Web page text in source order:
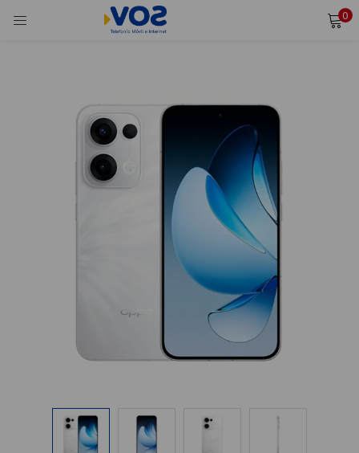
0
INICIAR SESIÓN
Recordarme
Iniciar Sesión
¿Olvidaste tu contraseña?